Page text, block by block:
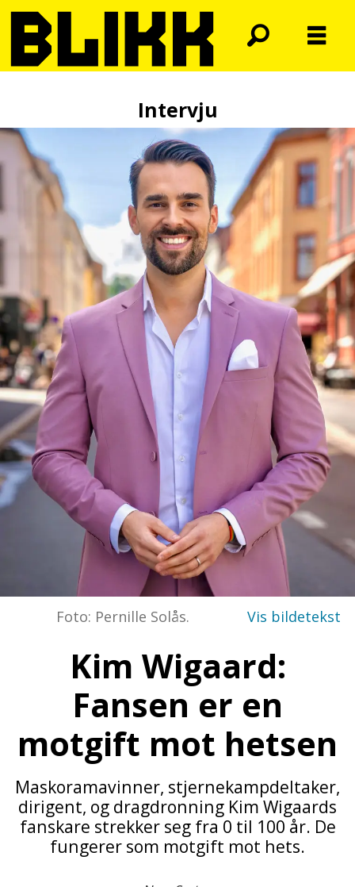
Intervju
Foto: Pernille Solås.
Kim Wigaard:
Fansen er en
motgift mot hetsen
Maskoramavinner, stjernekampdeltaker,
dirigent, og dragdronning Kim Wigaards
fanskare strekker seg fra 0 til 100 år. De
fungerer som motgift mot hets.